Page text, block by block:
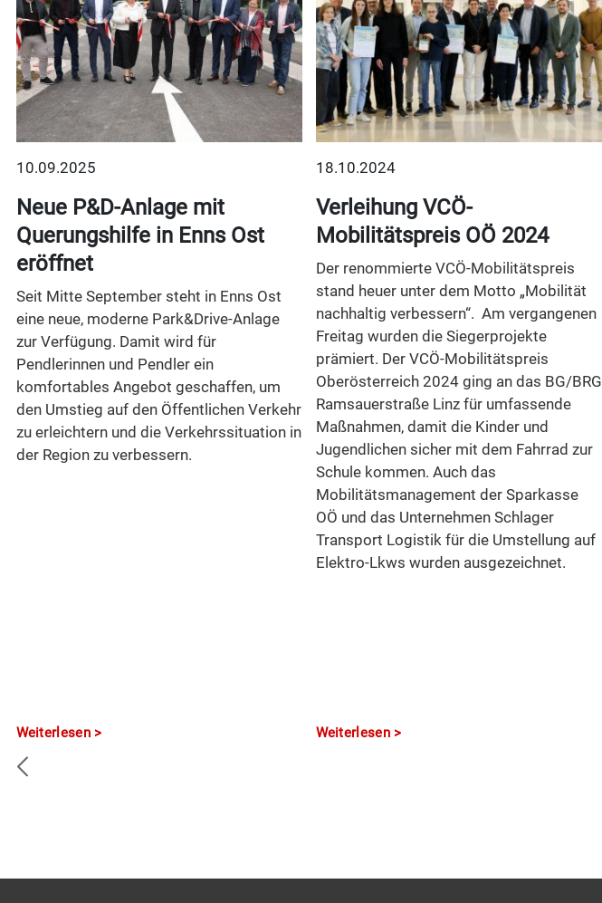
10.09.2025
Neue P&D-Anlage mit
Querungshilfe in Enns Ost
eröffnet
Seit Mitte September steht in Enns Ost
eine neue, moderne Park&Drive-Anlage
zur Verfügung. Damit wird für
Pendlerinnen und Pendler ein
komfortables Angebot geschaffen, um
den Umstieg auf den Öffentlichen Verkehr
zu erleichtern und die Verkehrssituation in
der Region zu verbessern.
Weiterlesen
18.10.2024
Verleihung VCÖ-
Mobilitätspreis OÖ 2024
Der renommierte VCÖ-Mobilitätspreis
stand heuer unter dem Motto „Mobilität
nachhaltig verbessern“. Am vergangenen
Freitag wurden die Siegerprojekte
prämiert. Der VCÖ-Mobilitätspreis
Oberösterreich 2024 ging an das BG/BRG
Ramsauerstraße Linz für umfassende
Maßnahmen, damit die Kinder und
Jugendlichen sicher mit dem Fahrrad zur
Schule kommen. Auch das
Mobilitätsmanagement der Sparkasse
OÖ und das Unternehmen Schlager
Transport Logistik für die Umstellung auf
Elektro-Lkws wurden ausgezeichnet.
Weiterlesen